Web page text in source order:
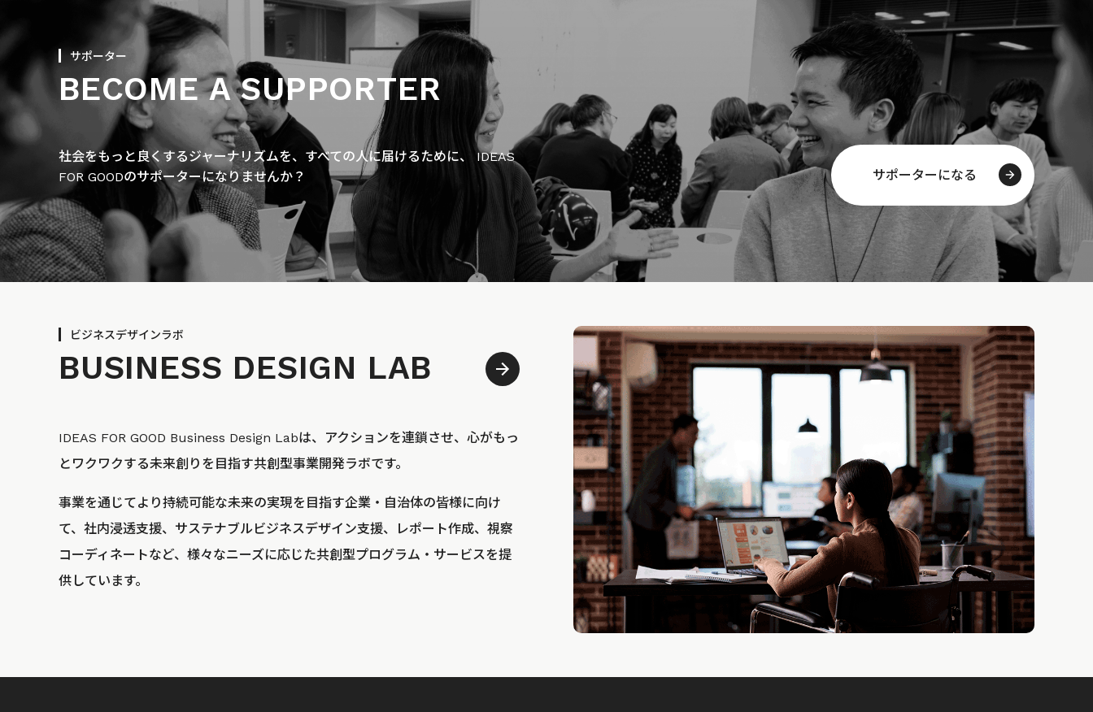
サポーター
BECOME A SUPPORTER
社会をもっと良くするジャーナリズムを、すべての人に届けるために、 IDEAS
FOR GOODのサポーターになりませんか？
サポーターになる
ビジネスデザインラボ
BUSINESS DESIGN LAB
IDEAS FOR GOOD Business Design Labは、アクションを連鎖させ、心がもっ
とワクワクする未来創りを目指す共創型事業開発ラボです。
事業を通じてより持続可能な未来の実現を目指す企業・自治体の皆様に向け
て、社内浸透支援、サステナブルビジネスデザイン支援、レポート作成、視察
コーディネートなど、様々なニーズに応じた共創型プログラム・サービスを提
供しています。